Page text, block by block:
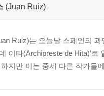
물고 있던 개의 우화
대해 말하다
우화
대해 말하다
(Juan Ruiz)
Ruiz)는 오늘날 스페인의 과
이타(Archipreste de Hita)’
지만 이는 중세 다른 작가들